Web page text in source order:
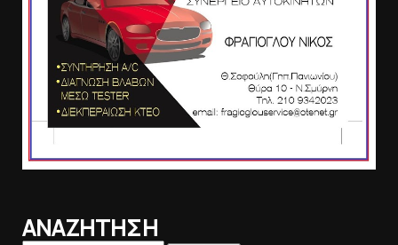
ΑΝΑΖΗΤΗΣΗ